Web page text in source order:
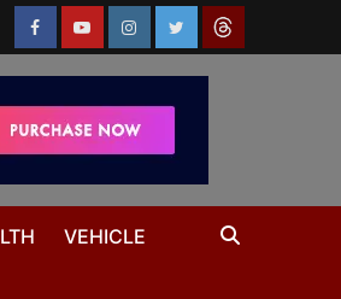
VEHICLE